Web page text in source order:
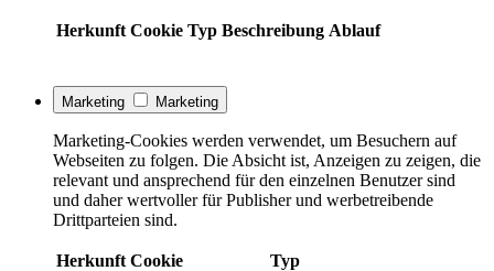
Herkunft Cookie Typ Beschreibung Ablauf
Marketing Marketing
Marketing-Cookies werden verwendet, um Besuchern auf
Webseiten zu folgen. Die Absicht ist, Anzeigen zu zeigen, die
relevant und ansprechend für den einzelnen Benutzer sind
und daher wertvoller für Publisher und werbetreibende
Drittparteien sind.
Herkunft Cookie Typ